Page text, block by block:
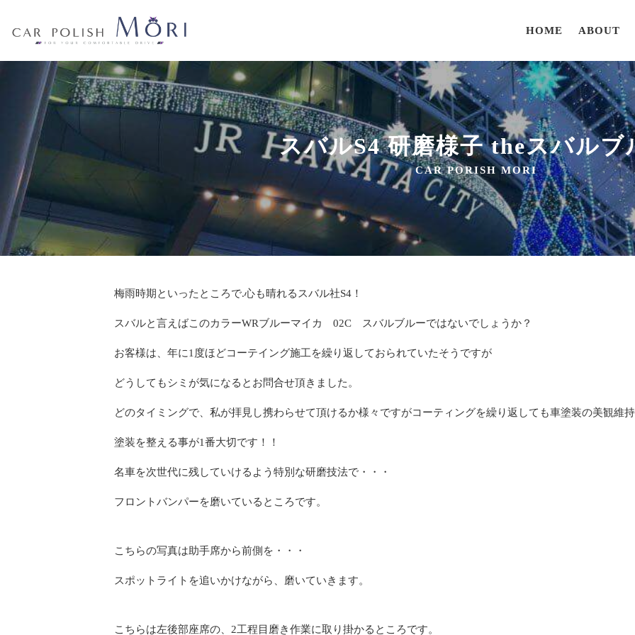
HOME ABOUT
スバルS4 研磨様子 theスバルブ
CAR PORISH MORI
梅雨時期といったところで.心も晴れるスバル社S4！
スバルと言えばこのカラーWRブルーマイカ 02C スバルブルーではないでしょうか？
お客様は、年に1度ほどコーテイング施工を繰り返しておられていたそうですが
どうしてもシミが気になるとお問合せ頂きました。
どのタイミングで、私が拝見し携わらせて頂けるか様々ですがコーティングを繰り返しても車塗装の美観維持
塗装を整える事が1番大切です！！
名車を次世代に残していけるよう特別な研磨技法で・・・
フロントバンパーを磨いているところです。
こちらの写真は助手席から前側を・・・
スポットライトを追いかけながら、磨いていきます。
こちらは左後部座席の、2工程目磨き作業に取り掛かるところです。